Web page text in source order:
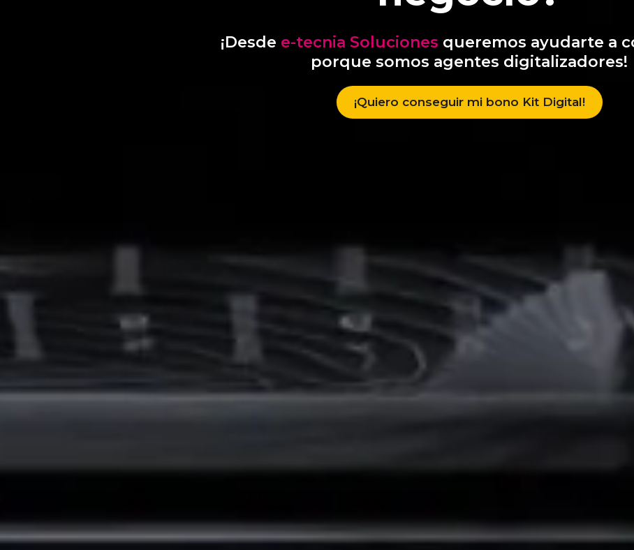
¡Desde e-tecnia Soluciones queremos ayudarte a
porque somos agentes digitalizadores!
¡Quiero conseguir mi bono Kit Digital!